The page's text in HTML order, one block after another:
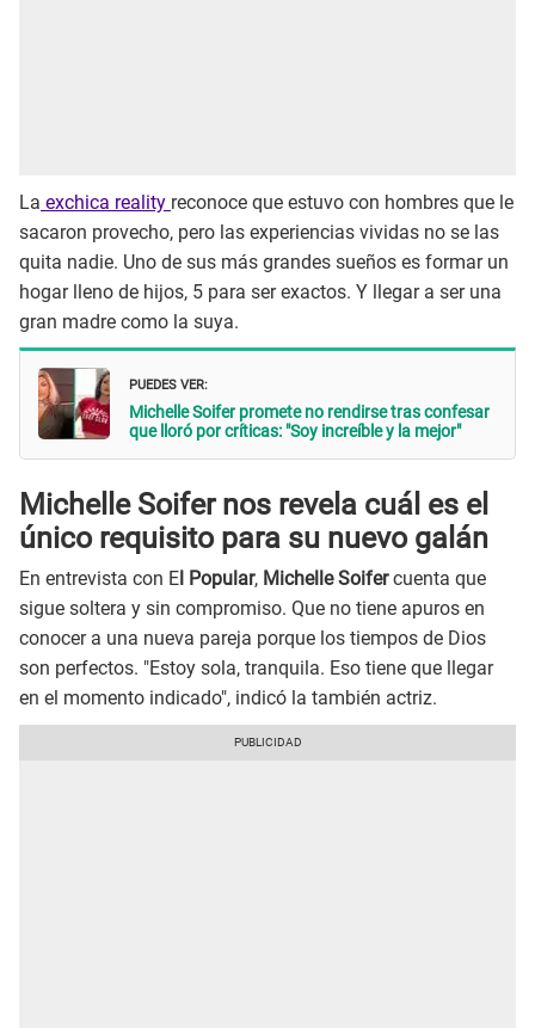
La exchica reality reconoce que estuvo con hombres que le
sacaron provecho, pero las experiencias vividas no se las
quita nadie. Uno de sus más grandes sueños es formar un
hogar lleno de hijos, 5 para ser exactos. Y llegar a ser una
gran madre como la suya.
PUEDES VER:
Michelle Soifer promete no rendirse tras confesar
que lloró por críticas: "Soy increíble y la mejor"
Michelle Soifer nos revela cuál es el
único requisito para su nuevo galán
En entrevista con E l Popular, Michelle Soifercuenta que
sigue soltera y sin compromiso. Que no tiene apuros en
conocer a una nueva pareja porque los tiempos de Dios
son perfectos. "Estoy sola, tranquila. Eso tiene que llegar
en el momento indicado", indicó la también actriz.